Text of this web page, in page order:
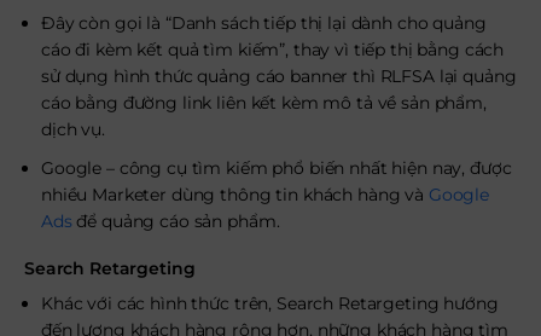
Đây còn gọi là “Danh sách tiếp thị lại dành cho quảng
cáo đi kèm kết quả tìm kiếm”, thay vì tiếp thị bằng cách
sử dụng hình thức quảng cáo banner thì RLFSA lại quảng
cáo bằng đường link liên kết kèm mô tả về sản phẩm,
dịch vụ.
Google – công cụ tìm kiếm phổ biến nhất hiện nay, được
nhiều Marketer dùng thông tin khách hàng và Google
Ads để quảng cáo sản phẩm.
Search Retargeting
Khác với các hình thức trên, Search Retargeting hướng
đến lượng khách hàng rộng hơn, những khách hàng tìm